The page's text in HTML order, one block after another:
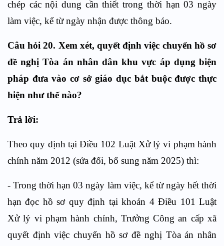
chép các nội dung cần thiết trong thời hạn 03 ngày
làm việc, kể từ ngày nhận được thông báo.
Câu hỏi 20. Xem xét, quyết định việc chuyển hồ sơ
đề nghị Tòa án nhân dân khu vực áp dụng biện
pháp đưa vào cơ sở giáo dục bắt buộc được thực
hiện như thế nào?
Trả lời:
Theo quy định tại Điều 102 Luật Xử lý vi phạm hành
chính năm 2012 (sửa đổi, bổ sung năm 2025) thì:
- Trong thời hạn 03 ngày làm việc, kể từ ngày hết thời
hạn đọc hồ sơ quy định tạikhoản 4 Điều 101Luật
Xử lý vi phạm hành chính, Trưởng Công an cấp xã
quyết định việc chuyển hồ sơ đề nghị Tòa án nhân